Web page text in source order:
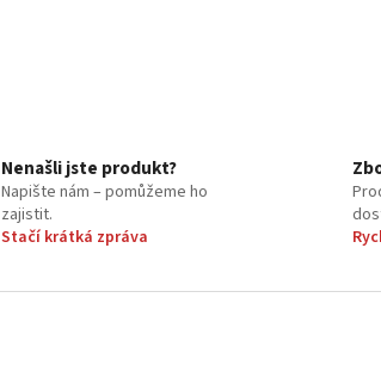
Nenašli jste produkt?
Napište nám – pomůžeme ho
zajistit.
Stačí krátká zpráva